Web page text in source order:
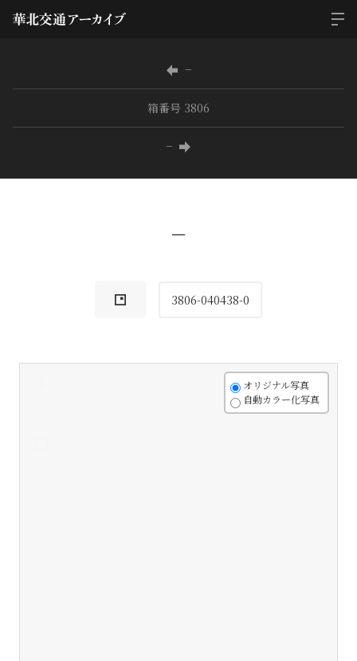
−
箱番号 3806
−
−
3806-040438-0
オリジナル写真
自動カラー化写真